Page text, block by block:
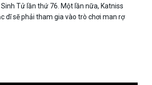
Tử lần thứ 76. Một lần nữa, Katniss
dĩ sẽ phải tham gia vào trò chơi man rợ